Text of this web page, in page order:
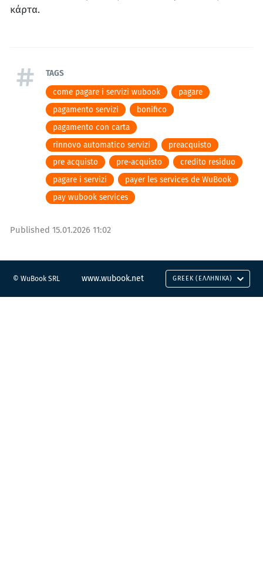
κάρτα.
TAGS
come pagare i servizi wubook
pagare
pagamento servizi
bonifico
pagamento con carta
rinnovo automatico servizi
preacquisto
pre acquisto
pre-acquisto
credito residuo
pagare i servizi
payer les services de WuBook
pay wubook services
Published 15.01.2026 11:02
© WuBook SRL www.wubook.net GREEK (ΕΛΛΗΝΙΚΆ)